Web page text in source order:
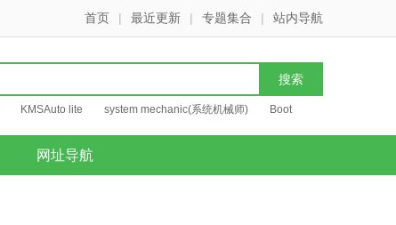
首页 | 最近更新 | 专题集合 | 站内导航
KMSAuto lite system mechanic(系统机械师) Boot
网址导航